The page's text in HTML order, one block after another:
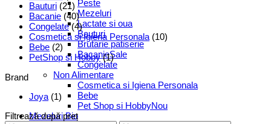
Peste
Mezeluri
Lactate si oua
Bauturi
Brutarie patiserie
Bacanie
Congelate
Non Alimentare
Cosmetica si Igiena Personala
Bebe
Pet Shop si Hobby
Mezeluri Bio
Bauturi (21)
Bacanie (40)
Congelate (4)
Cosmetica si Igiena Personala (10)
Bebe (2)
PetShop si Hobby (1)
Brand
Joya (1)
Filtrează după preț